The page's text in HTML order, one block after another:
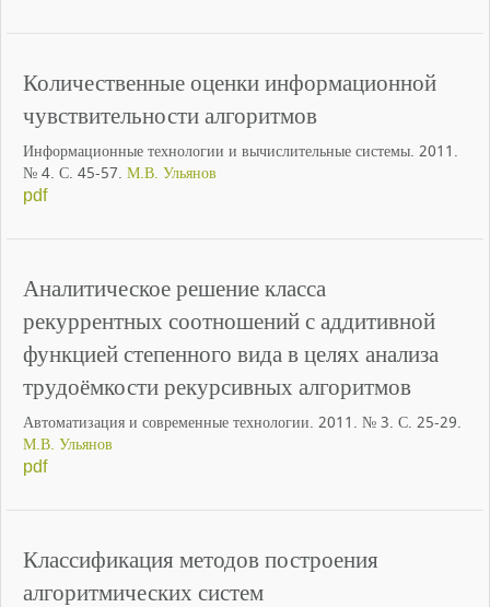
Количественные оценки информационной
чувствительности алгоритмов
Информационные технологии и вычислительные системы. 2011.
№ 4. С. 45-57. М.В. Ульянов
pdf
Аналитическое решение класса
рекуррентных соотношений с аддитивной
функцией степенного вида в целях анализа
трудоёмкости рекурсивных алгоритмов
Автоматизация и современные технологии. 2011. № 3. С. 25-29.
М.В. Ульянов
pdf
Классификация методов построения
алгоритмических систем